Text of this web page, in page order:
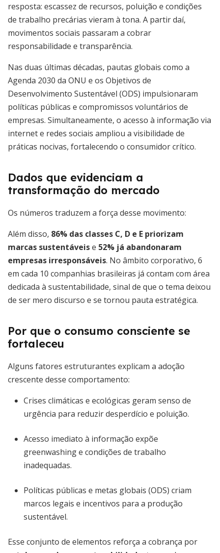
resposta: escassez de recursos, poluição e condições
de trabalho precárias vieram à tona. A partir daí,
movimentos sociais passaram a cobrar
responsabilidade e transparência.
Nas duas últimas décadas, pautas globais como a
Agenda 2030 da ONU e os Objetivos de
Desenvolvimento Sustentável (ODS) impulsionaram
políticas públicas e compromissos voluntários de
empresas. Simultaneamente, o acesso à informação via
internet e redes sociais ampliou a visibilidade de
práticas nocivas, fortalecendo o consumidor crítico.
Dados que evidenciam a
transformação do mercado
Os números traduzem a força desse movimento:
Além disso, 86% das classes C, D e E priorizam
marcas sustentáveise 52% já abandonaram
empresas irresponsáveis. No âmbito corporativo, 6
em cada 10 companhias brasileiras já contam com área
dedicada à sustentabilidade, sinal de que o tema deixou
de ser mero discurso e se tornou pauta estratégica.
Por que o consumo consciente se
fortaleceu
Alguns fatores estruturantes explicam a adoção
crescente desse comportamento:
Crises climáticas e ecológicas geram senso de
urgência para reduzir desperdício e poluição.
Acesso imediato à informação expõe
greenwashing e condições de trabalho
inadequadas.
Políticas públicas e metas globais (ODS) criam
marcos legais e incentivos para a produção
sustentável.
Esse conjunto de elementos reforça a cobrança por